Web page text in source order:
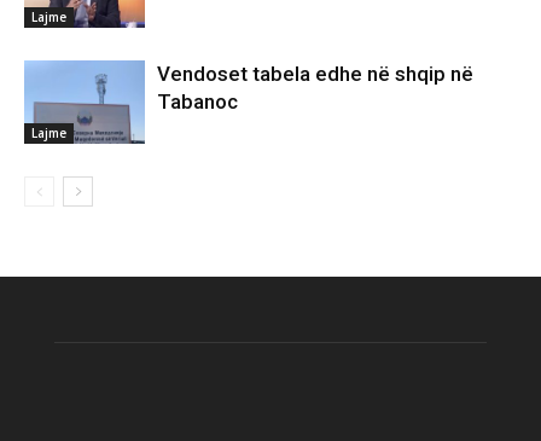
Lajme
Lajme
Vendoset tabela edhe në shqip në
Tabanoc